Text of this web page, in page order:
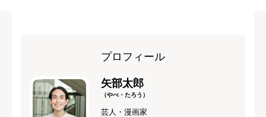
プロフィール
矢部太郎
（やべ・たろう）
芸人・漫画家